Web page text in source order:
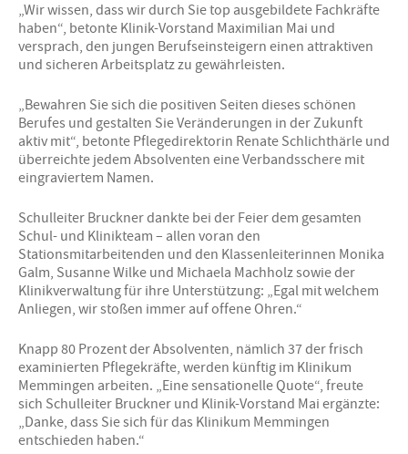
„Wir wissen, dass wir durch Sie top ausgebildete Fachkräfte
haben“, betonte Klinik-Vorstand Maximilian Mai und
versprach, den jungen Berufseinsteigern einen attraktiven
und sicheren Arbeitsplatz zu gewährleisten.
„Bewahren Sie sich die positiven Seiten dieses schönen
Berufes und gestalten Sie Veränderungen in der Zukunft
aktiv mit“, betonte Pflegedirektorin Renate Schlichthärle und
überreichte jedem Absolventen eine Verbandsschere mit
eingraviertem Namen.
Schulleiter Bruckner dankte bei der Feier dem gesamten
Schul- und Klinikteam – allen voran den
Stationsmitarbeitenden und den Klassenleiterinnen Monika
Galm, Susanne Wilke und Michaela Machholz sowie der
Klinikverwaltung für ihre Unterstützung: „Egal mit welchem
Anliegen, wir stoßen immer auf offene Ohren.“
Knapp 80 Prozent der Absolventen, nämlich 37 der frisch
examinierten Pflegekräfte, werden künftig im Klinikum
Memmingen arbeiten. „Eine sensationelle Quote“, freute
sich Schulleiter Bruckner und Klinik-Vorstand Mai ergänzte:
„Danke, dass Sie sich für das Klinikum Memmingen
entschieden haben.“